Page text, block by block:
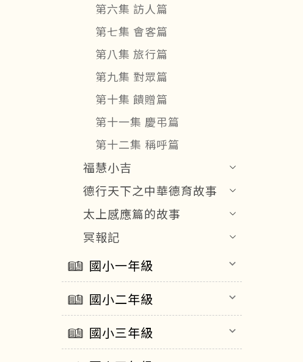
第六集 訪人篇
第七集 會客篇
第八集 旅行篇
第九集 對眾篇
第十集 饋贈篇
第十一集 慶弔篇
第十二集 稱呼篇
福慧小吉
德行天下之中華德育故事
太上感應篇的故事
冥報記
國小一年級 keyboard_arrow_down
國小二年級 keyboard_arrow_down
國小三年級 keyboard_arrow_down